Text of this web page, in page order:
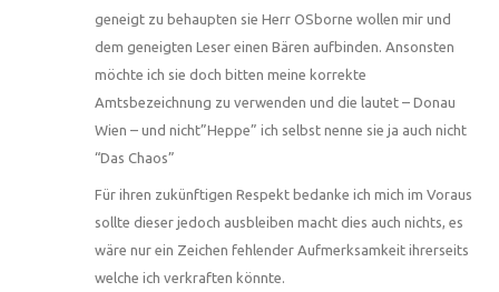
geneigt zu behaupten sie Herr OSborne wollen mir und
dem geneigten Leser einen Bären aufbinden. Ansonsten
möchte ich sie doch bitten meine korrekte
Amtsbezeichnung zu verwenden und die lautet – Donau
Wien – und nicht”Heppe” ich selbst nenne sie ja auch nicht
“Das Chaos”
Für ihren zukünftigen Respekt bedanke ich mich im Voraus
sollte dieser jedoch ausbleiben macht dies auch nichts, es
wäre nur ein Zeichen fehlender Aufmerksamkeit ihrerseits
welche ich verkraften könnte.